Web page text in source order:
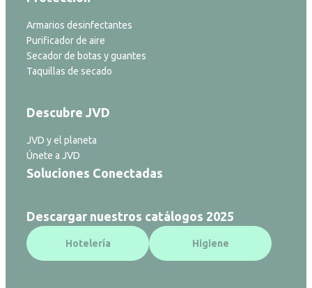
Armarios desinfectantes
Purificador de aire
Secador de botas y guantes
Taquillas de secado
Descubre JVD
JVD y el planeta
Únete a JVD
Soluciones Conectadas
Descargar nuestros catálogos 2025
Hotelería Higiene